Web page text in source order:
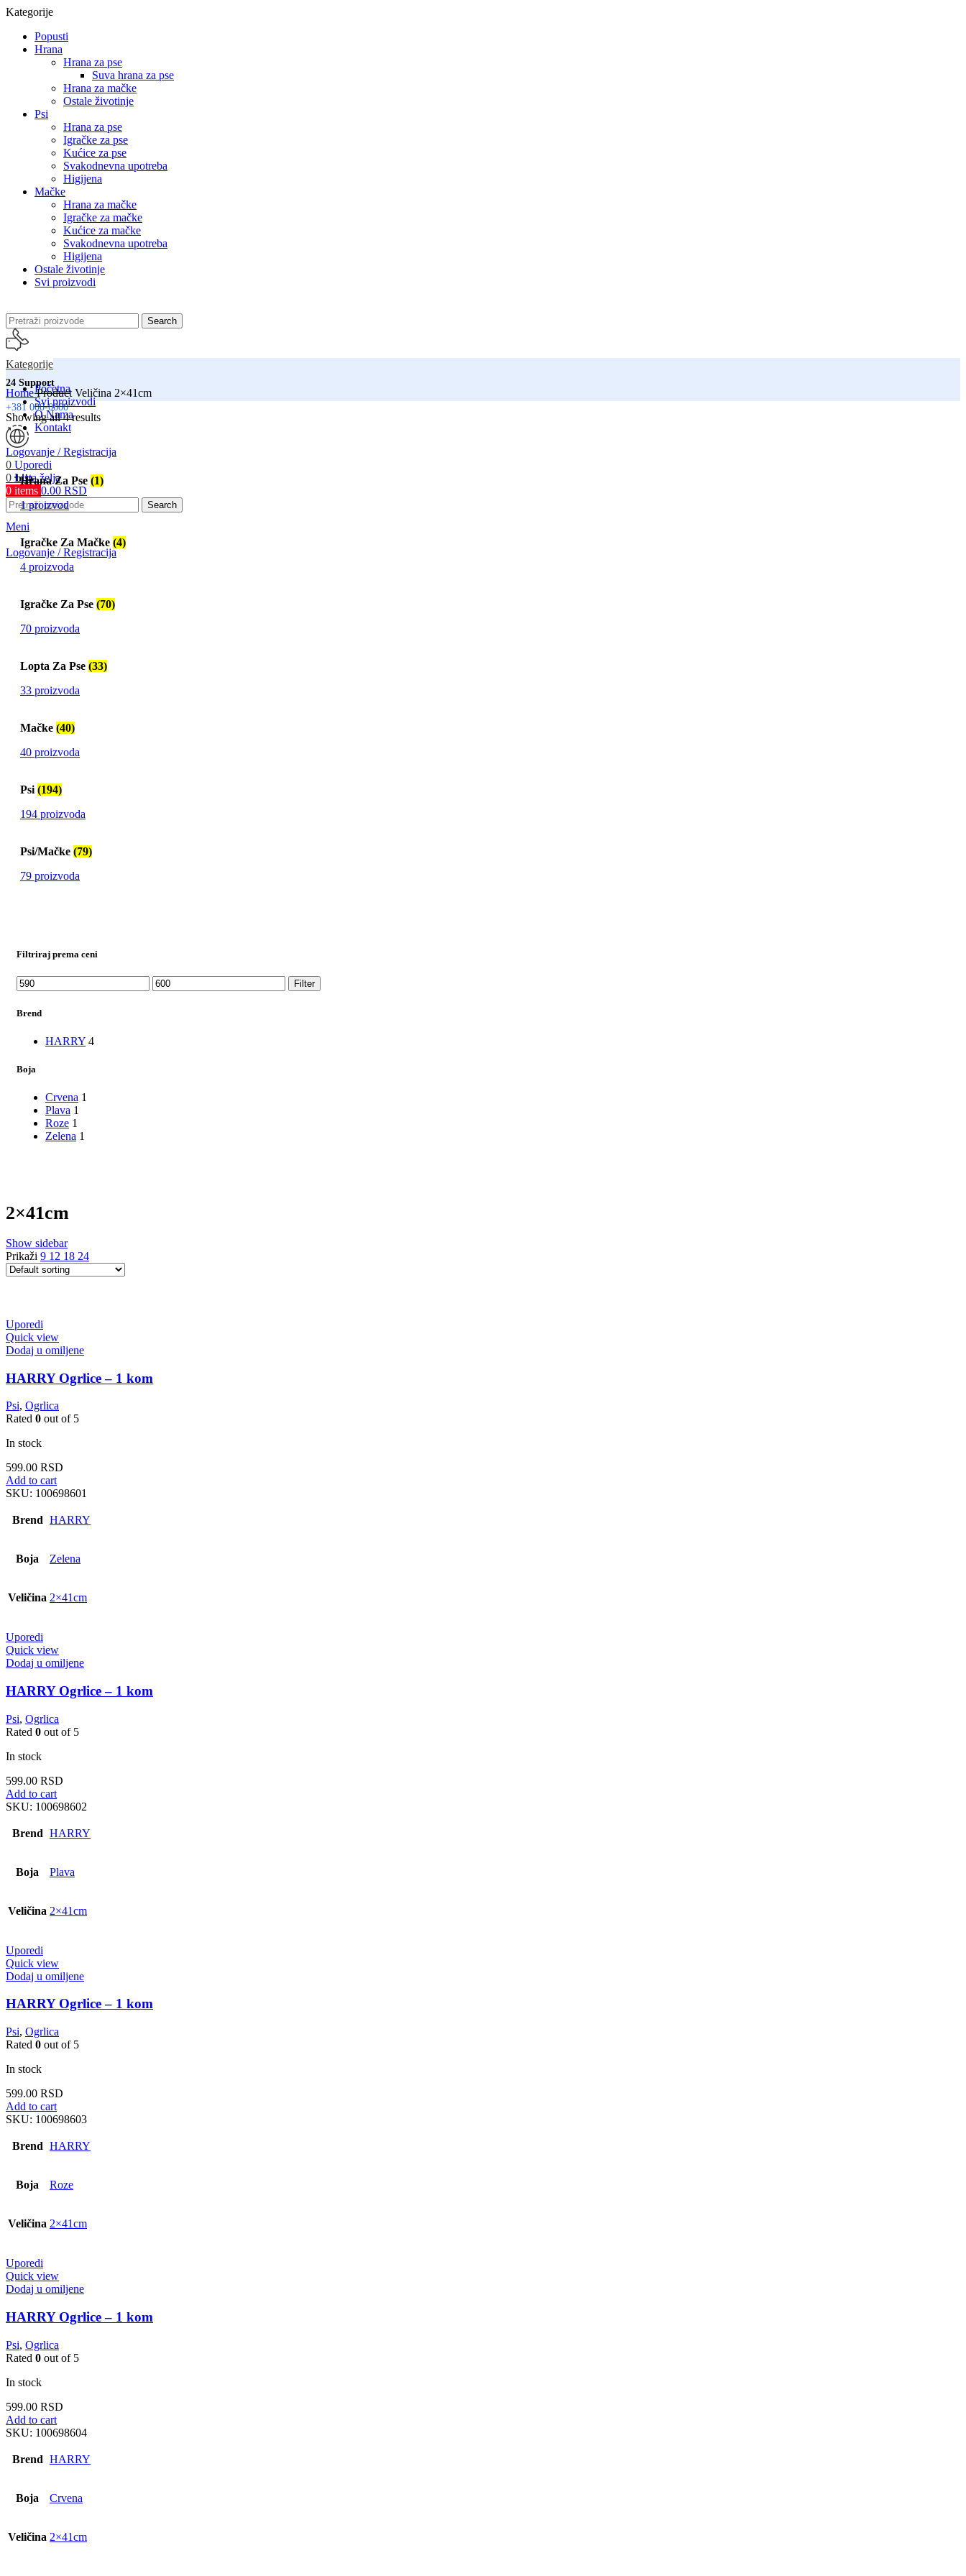
Kategorije
Popusti
Hrana
Hrana za pse
Suva hrana za pse
Hrana za mačke
Ostale životinje
Psi
Hrana za pse
Igračke za pse
Kućice za pse
Svakodnevna upotreba
Higijena
Mačke
Hrana za mačke
Igračke za mačke
Kućice za mačke
Svakodnevna upotreba
Higijena
Ostale životinje
Svi proizvodi
Search
24 Support
+381 000-0000
Srbija
Isporuka na adresu
Meni
Logovanje / Registracija
Kategorije
Početna
Svi proizvodi
O Nama
Kontakt
Logovanje / Registracija
0 Uporedi
0 Lista želja
0 items 0.00 RSD
Search
HomeProduct Veličina 2×41cm
Showing all 4 results
Hrana Za Pse (1)
1 proizvod
Igračke Za Mačke (4)
4 proizvoda
Igračke Za Pse (70)
70 proizvoda
Lopta Za Pse (33)
33 proizvoda
Mačke (40)
40 proizvoda
Psi (194)
194 proizvoda
Psi/Mačke (79)
79 proizvoda
Filtriraj prema ceni
Min
price
Max
price
Filter
Brend
HARRY 4
Boja
Crvena 1
Plava 1
Roze 1
Zelena 1
2×41cm
Show sidebar
Prikaži 9 12 18 24
Uporedi
Quick view
Dodaj u omiljene
HARRY Ogrlice – 1 kom
Psi, Ogrlica
Rated 0 out of 5
In stock
599.00 RSD
Add to cart
SKU: 100698601
Brend HARRY
Boja Zelena
Veličina 2×41cm
Uporedi
Quick view
Dodaj u omiljene
HARRY Ogrlice – 1 kom
Psi, Ogrlica
Rated 0 out of 5
In stock
599.00 RSD
Add to cart
SKU: 100698602
Brend HARRY
Boja Plava
Veličina 2×41cm
Uporedi
Quick view
Dodaj u omiljene
HARRY Ogrlice – 1 kom
Psi, Ogrlica
Rated 0 out of 5
In stock
599.00 RSD
Add to cart
SKU: 100698603
Brend HARRY
Boja Roze
Veličina 2×41cm
Uporedi
Quick view
Dodaj u omiljene
HARRY Ogrlice – 1 kom
Psi, Ogrlica
Rated 0 out of 5
In stock
599.00 RSD
Add to cart
SKU: 100698604
Brend HARRY
Boja Crvena
Veličina 2×41cm